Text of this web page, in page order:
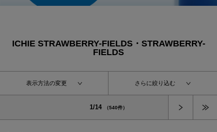
ICHIE STRAWBERRY-FIELDS・STRAWBERRY-
FIELDS
表示方法の変更 さらに絞り込む
1/14 （540件）